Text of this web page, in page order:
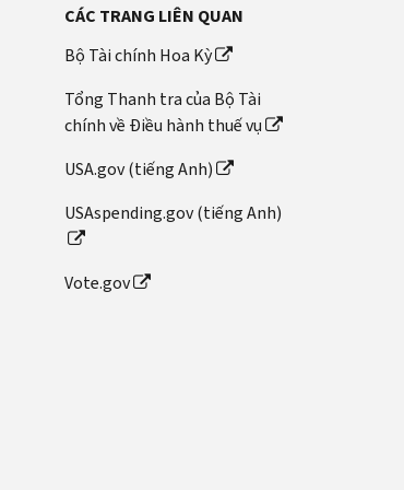
CÁC TRANG LIÊN QUAN
Bộ Tài chính Hoa Kỳ
Tổng Thanh tra của Bộ Tài
chính về Điều hành thuế vụ
USA.gov (tiếng Anh)
USAspending.gov (tiếng Anh)
Vote.gov